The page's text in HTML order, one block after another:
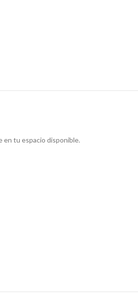
en tu espacio disponible.